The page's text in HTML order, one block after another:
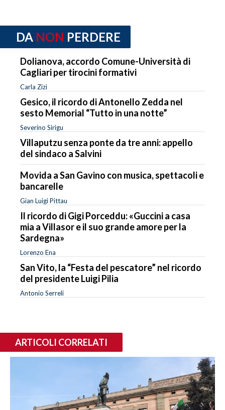
DA NON PERDERE
Dolianova, accordo Comune-Università di
Cagliari per tirocini formativi
Carla Zizi
Gesico, il ricordo di Antonello Zedda nel
sesto Memorial “Tutto in una notte”
Severino Sirigu
Villaputzu senza ponte da tre anni: appello
del sindaco a Salvini
Movida a San Gavino con musica, spettacoli e
bancarelle
Gian Luigi Pittau
Il ricordo di Gigi Porceddu: «Guccini a casa
mia a Villasor e il suo grande amore per la
Sardegna»
Lorenzo Ena
San Vito, la “Festa del pescatore” nel ricordo
del presidente Luigi Pilia
Antonio Serreli
ARTICOLI CORRELATI